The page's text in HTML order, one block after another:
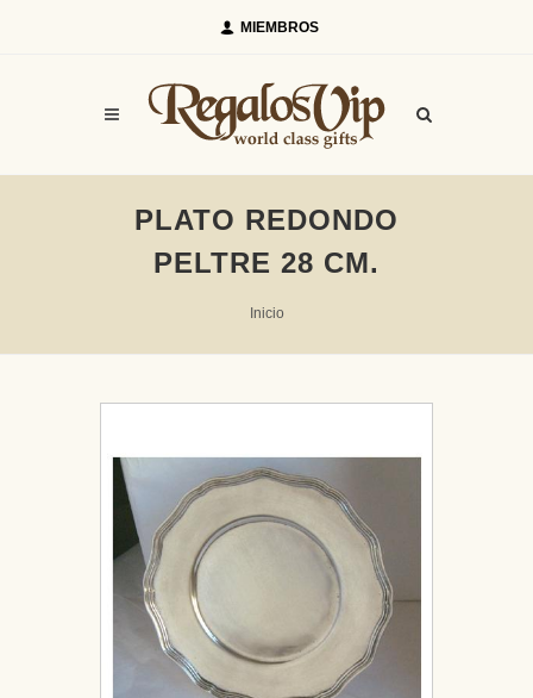
MIEMBROS
PLATO REDONDO
PELTRE 28 CM.
Inicio